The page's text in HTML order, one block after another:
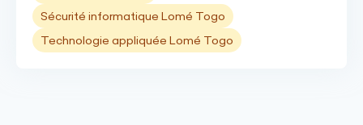
Sécurité informatique Lomé Togo
Technologie appliquée Lomé Togo